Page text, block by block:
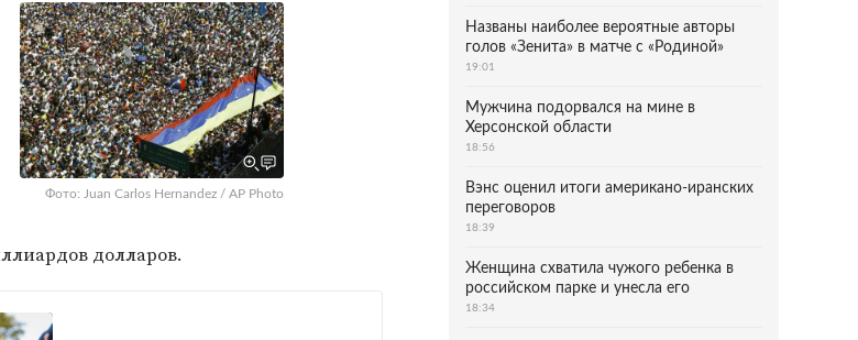
Фото: Juan Carlos Hernandez / AP Photo
долларов.
Названы наиболее вероятные авторы
голов «Зенита» в матче с «Родиной»
19:01
Мужчина подорвался на мине в
Херсонской области
18:56
Вэнс оценил итоги американо-иранских
переговоров
18:39
Женщина схватила чужого ребенка в
российском парке и унесла его
18:34